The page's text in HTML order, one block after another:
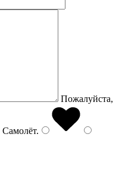
Пожалуйста,
Самолёт.